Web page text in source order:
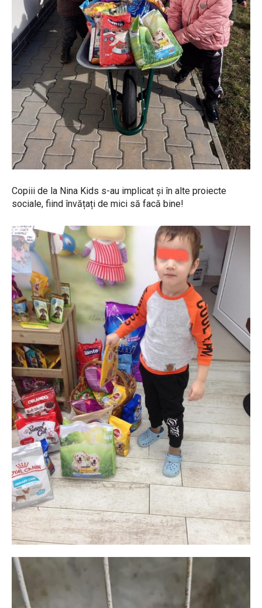
Copiii de la Nina Kids s-au implicat și în alte proiecte
sociale, fiind învățați de mici să facă bine!